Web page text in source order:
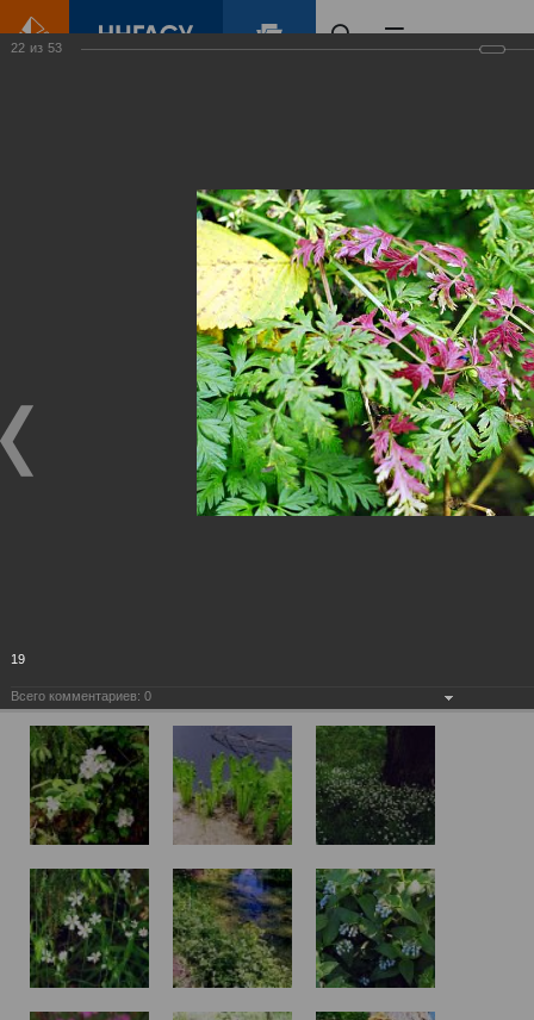
Виртуальные
выставки
(фотоальбомы)
22 из 53
19
Всего комментариев: 0